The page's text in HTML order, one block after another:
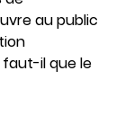
au public
il que le